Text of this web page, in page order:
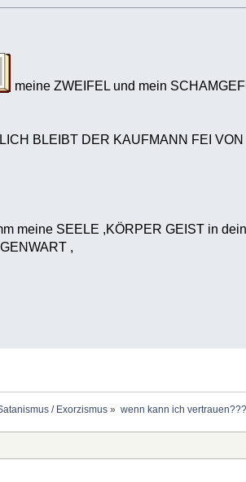
meine ZWEIFEL und mein
BLEIBT DER KAUFMANN FEI
meine SEELE ,KÖRPER GEIST in
,
/ Exorzismus» wenn kann ich